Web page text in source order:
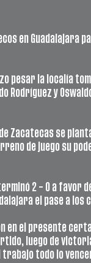
en Guadalajara
pesar la localía
Rodríguez y
Zacatecas se
de juego su
2 – 0 a
el pase a
el presente
luego de
trabajo todo lo